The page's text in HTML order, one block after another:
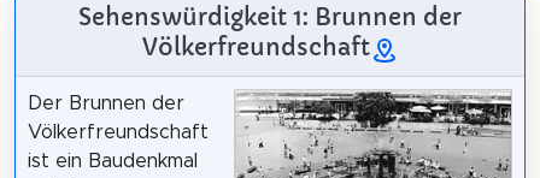
Sehenswürdigkeit 1: Brunnen der
Völkerfreundschaft
Der Brunnen der
Völkerfreundschaft
ist ein Baudenkmal